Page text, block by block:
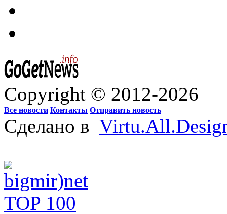
Copyright © 2012-2026
Все новости Контакты Отправить новость
Сделано в